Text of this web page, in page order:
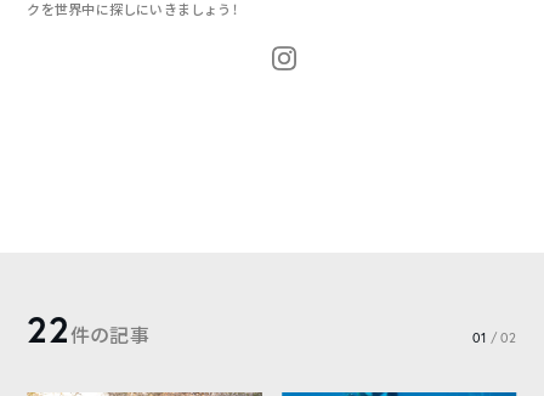
クを世界中に探しにいきましょう！
22件の記事 01 / 02